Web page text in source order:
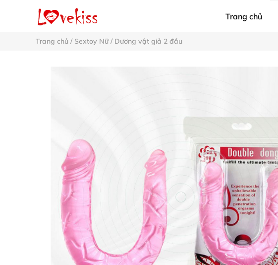
Trang chủ
Trang chủ / Sextoy Nữ/ Dương vật giả 2 đầu